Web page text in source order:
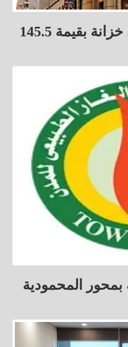
البنك المركزي يبيع أذون خزانة بقيمة 145.5
المحمودية